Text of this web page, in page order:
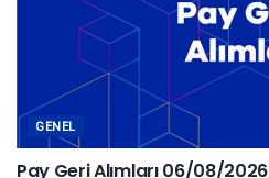
GENEL
Pay Geri Alımları 06/08/2026